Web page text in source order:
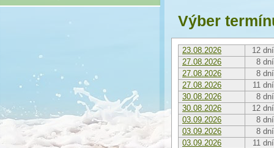
Výber
23.08.2026
12 dní
27.08.2026
8 dní
27.08.2026
8 dní
27.08.2026
11 dní
30.08.2026
8 dní
30.08.2026
12 dní
03.09.2026
8 dní
03.09.2026
8 dní
03.09.2026
11 dní